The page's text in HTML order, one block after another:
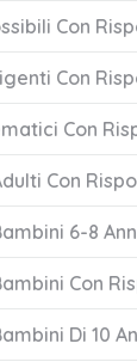
Con
Con
Con
Con
6-8
Con
Di 10